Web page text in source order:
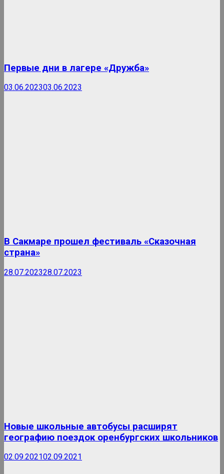
Первые дни в лагере «Дружба»
03.06.202303.06.2023
В Сакмаре прошел фестиваль «Сказочная
страна»
28.07.202328.07.2023
Новые школьные автобусы расширят
географию поездок оренбургских школьников
02.09.202102.09.2021